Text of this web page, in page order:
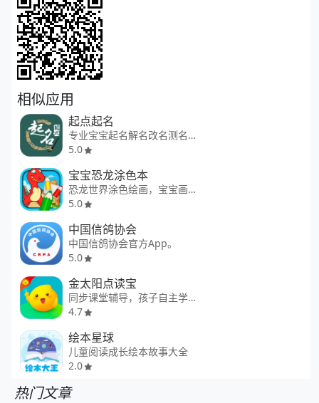
相似应用
起点起名
专业宝宝起名解名改名测名软件
5.0
宝宝恐龙涂色本
恐龙世界涂色绘画，宝宝画画启蒙
5.0
中国信鸽协会
中国信鸽协会官方App。
5.0
金太阳点读宝
同步课堂辅导，孩子自主学习工具
4.7
绘本星球
儿童阅读成长绘本故事大全
2.0
热门文章